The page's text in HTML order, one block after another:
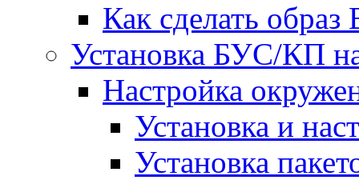
Как сделать
Установка БУС/КП
Настройка
Установка и
Установка